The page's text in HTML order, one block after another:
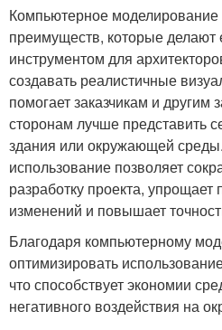
Компьютерное моделирование
преимуществ, которые
инструментом для
создавать реалистичные
помогает заказчикам и другим
сторонам лучше представить
здания или окружающей
использование позволяет
разработку проекта, упрощает
изменений и повышает
Благодаря компьютерному
оптимизировать
что способствует экономии
негативного воздействия на